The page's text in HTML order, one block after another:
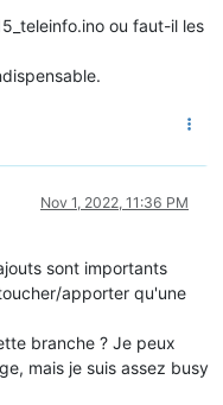
ou faut-il les
Nov 1, 2022, 11:36 PM
sont importants
apporter qu'une
branche ? Je peux
mais je suis assez busy